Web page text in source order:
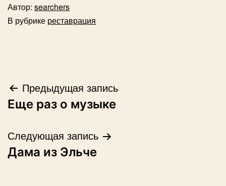
Автор: searchers
В рубрике реставрация
Навигация
по
записям
Предыдущая запись
Еще раз о музыке
Следующая запись
Дама из Эльче